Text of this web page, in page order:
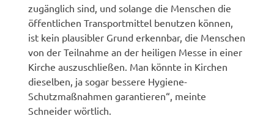
zugänglich sind, und solange die Menschen die
öffentlichen Transportmittel benutzen können,
ist kein plausibler Grund erkennbar, die Menschen
von der Teilnahme an der heiligen Messe in einer
Kirche auszuschließen. Man könnte in Kirchen
dieselben, ja sogar bessere Hygiene-
Schutzmaßnahmen garantieren“, meinte
Schneider wörtlich.